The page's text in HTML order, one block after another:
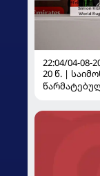
22:04/04-08-
20 წ. |